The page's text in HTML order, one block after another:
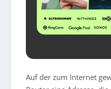
Auf der zum Internet